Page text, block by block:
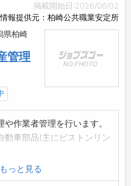
掲載開始日:2026/06/02
情報提供元：柏崎公共職業安定所
県柏崎
管理
作業者管理を行います。
車部品(主にピストンリン
だく場合がございます。
能】(事前連絡必要)
もっと見る